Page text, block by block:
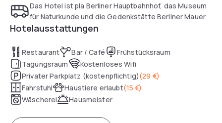
Das Hotel ist pla Berliner Hauptbahnhof, das Museum
für Naturkunde und die Gedenkstätte Berliner Mauer.
Hotelausstattungen
Restaurant Bar / Café
Frühstücksraum
Tagungsraum
Kostenloses Wifi
Privater Parkplatz (kostenpflichtig)(29 €)
Fahrstuhl
Haustiere erlaubt(15 €)
Wäscherei
Hausmeister